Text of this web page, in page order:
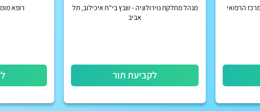
הרפואי
מנהל מחלקת נוירולוגיה - שבץ בי"ח איכילוב, תל
אביב
לקביעת תור
רופא